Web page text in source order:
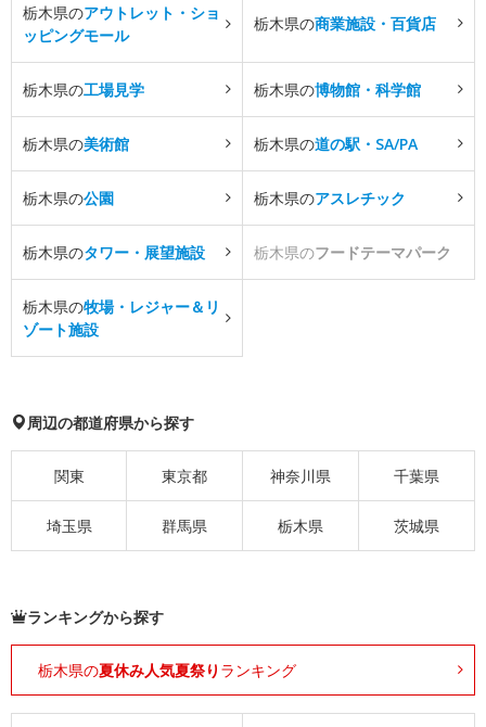
栃木県のアウトレット・ショ
ッピングモール
栃木県の商業施設・百貨店
栃木県の工場見学 栃木県の博物館・科学館
栃木県の美術館 栃木県の道の駅・SA/PA
栃木県の公園 栃木県のアスレチック
栃木県のタワー・展望施設 栃木県のフードテーマパーク
栃木県の牧場・レジャー＆リ
ゾート施設
周辺の都道府県から探す
関東 東京都 神奈川県 千葉県
埼玉県 群馬県 栃木県 茨城県
ランキングから探す
栃木県の夏休み人気夏祭り ランキング